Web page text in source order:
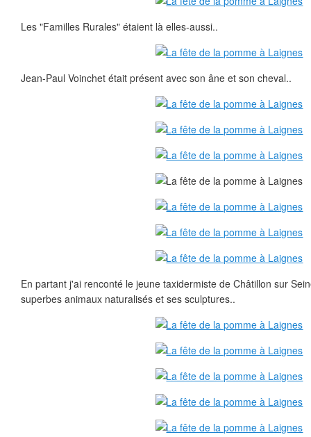
Les "Familles Rurales" étaient là elles-aussi..
Jean-Paul Voinchet était présent avec son âne et son cheval..
En partant j'ai renconté le jeune taxidermiste de Châtillon sur
superbes animaux naturalisés et ses sculptures..